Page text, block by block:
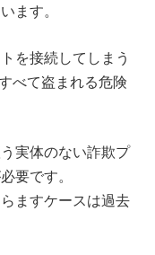
ます。
を接続してしまう
べて盗まれる危険
実体のない詐欺プ
要です。
ますケースは過去